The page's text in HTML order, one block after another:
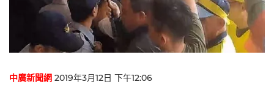
中廣新聞網 2019年3月12日 下午12:06